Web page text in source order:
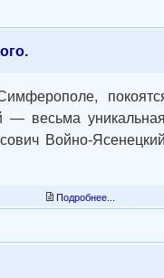
— весьма
Войно-
Подробнее...